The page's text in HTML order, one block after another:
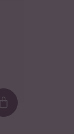
Loading...